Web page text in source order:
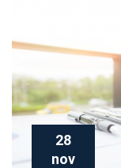
28
nov